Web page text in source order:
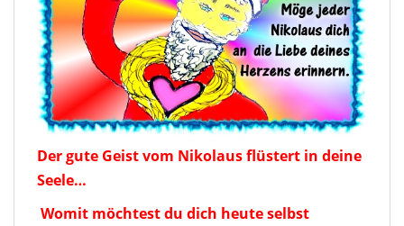
Der gute Geist vom Nikolaus flüstert in deine
Seele…
Womit möchtest du dich heute selbst